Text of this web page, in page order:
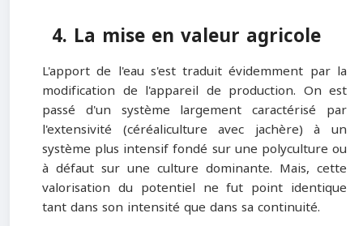
4. La mise en valeur agricole
L'apport de l'eau s'est traduit évidemment par la
modification de l'appareil de production. On est
passé d'un système largement caractérisé par
l'extensivité (céréaliculture avec jachère) à un
système plus intensif fondé sur une polyculture ou
à défaut sur une culture dominante. Mais, cette
valorisation du potentiel ne fut point identique
tant dans son intensité que dans sa continuité.